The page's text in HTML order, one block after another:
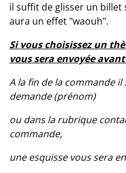
il suffit de glisser un billet
aura un effet "waouh".
Si vous choisissez un
vous sera envoyée
A la fin de la commande
demande (prénom)
ou dans la rubrique
commande,
une esquisse vous sera